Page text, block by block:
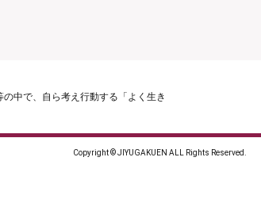
中で、自ら考え行動する「よく生き
Copyright © JIYUGAKUEN ALL Rights Reserved.